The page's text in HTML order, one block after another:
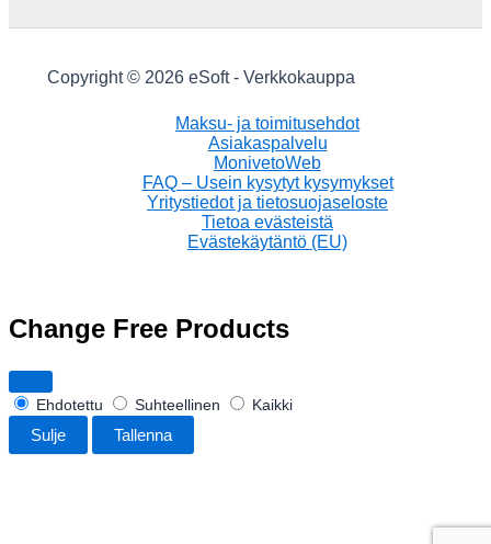
Copyright © 2026 eSoft - Verkkokauppa
Maksu- ja toimitusehdot
Asiakaspalvelu
MonivetoWeb
FAQ – Usein kysytyt kysymykset
Yritystiedot ja tietosuojaseloste
Tietoa evästeistä
Evästekäytäntö (EU)
Change Free Products
Ehdotettu Suhteellinen Kaikki
Sulje Tallenna